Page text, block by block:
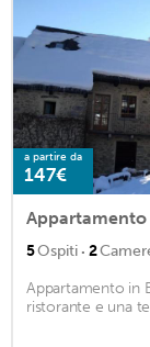
a partire da
147€
Appartamento
5Ospiti · 2
Appartamento in
ristorante e una